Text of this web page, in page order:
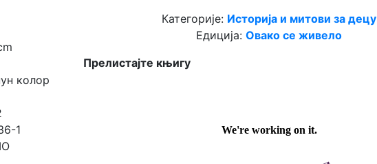
колор
1
Категорије: Историја и митови за децу
Едиција: Овако се живело
Прелистајте књигу